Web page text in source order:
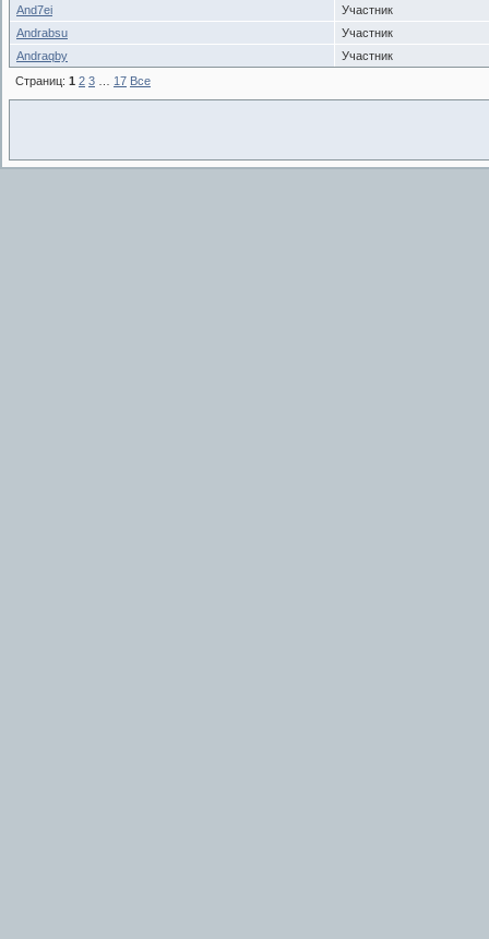
And7ei
Участник
Andrabsu
Участник
Andraqby
Участник
Страниц: 1 2 3 17 Все